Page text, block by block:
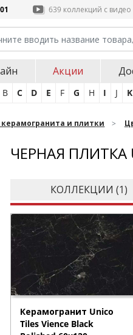
639 коллекций с видео
Акции
B C D E F G H I J K
керамогранита и плитки
ЧЕРНАЯ ПЛИТКА
КОЛЛЕКЦИИ (1)
Керамогранит Unico
Tiles Vience Black